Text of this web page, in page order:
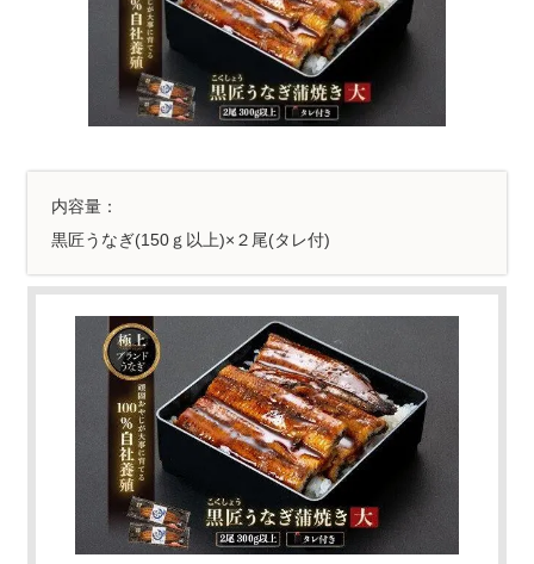
内容量：
黒匠うなぎ(150ｇ以上)×２尾(タレ付)